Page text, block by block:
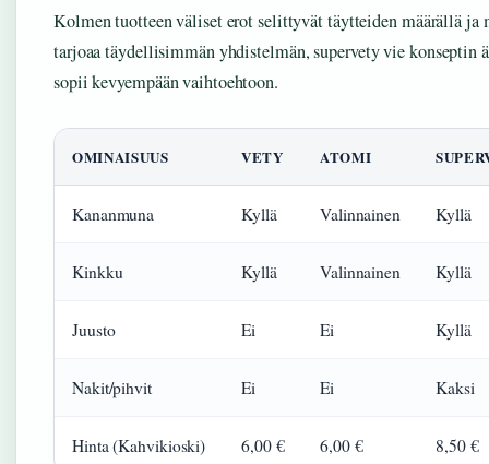
Kolmen tuotteen väliset erot selittyvät täytteiden määrällä ja
tarjoaa täydellisimmän yhdistelmän, supervety vie
sopii kevyempään vaihtoehtoon.
OMINAISUUS VETY ATOMI
Kananmuna Kyllä Valinnainen Kyllä
Kinkku Kyllä Valinnainen Kyllä
Juusto Ei Ei Kyllä
Nakit/pihvit Ei Ei Kaksi
Hinta (Kahvikioski) 6,00 € 6,00 € 8,50 €